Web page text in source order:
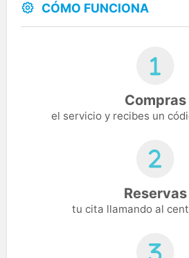
CÓMO FUNCIONA
Compras
el servicio y recibes un
Reservas
tu cita llamando al